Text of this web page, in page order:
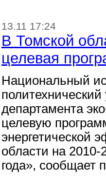
13.11 17:24
В Томской
целевая
Национальный
политехнический
департамента
целевую
энергетической
области на 2010-
года», сообщает